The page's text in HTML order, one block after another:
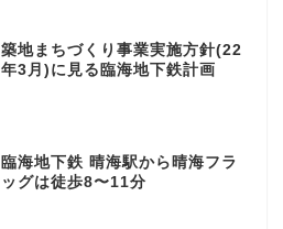
築地まちづくり事業実施方針(22
年3月)に見る臨海地下鉄計画
臨海地下鉄 晴海駅から晴海フラ
ッグは徒歩8〜11分